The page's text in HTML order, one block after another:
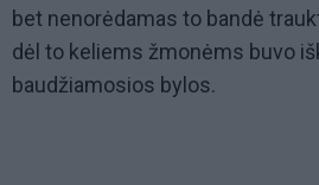
bet nenorėdamas to bandė
dėl to keliems žmonėms buvo
baudžiamosios bylos.